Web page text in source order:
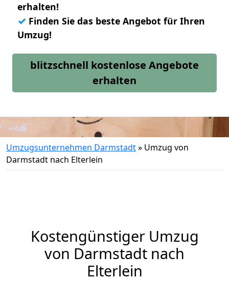
erhalten!
✓ Finden Sie das beste Angebot für Ihren
Umzug!
blitzschnell kostenlose Angebote
erhalten
Umzugsunternehmen Darmstadt» Umzug von
Darmstadt nach Elterlein
Kostengünstiger Umzug
von Darmstadt nach
Elterlein